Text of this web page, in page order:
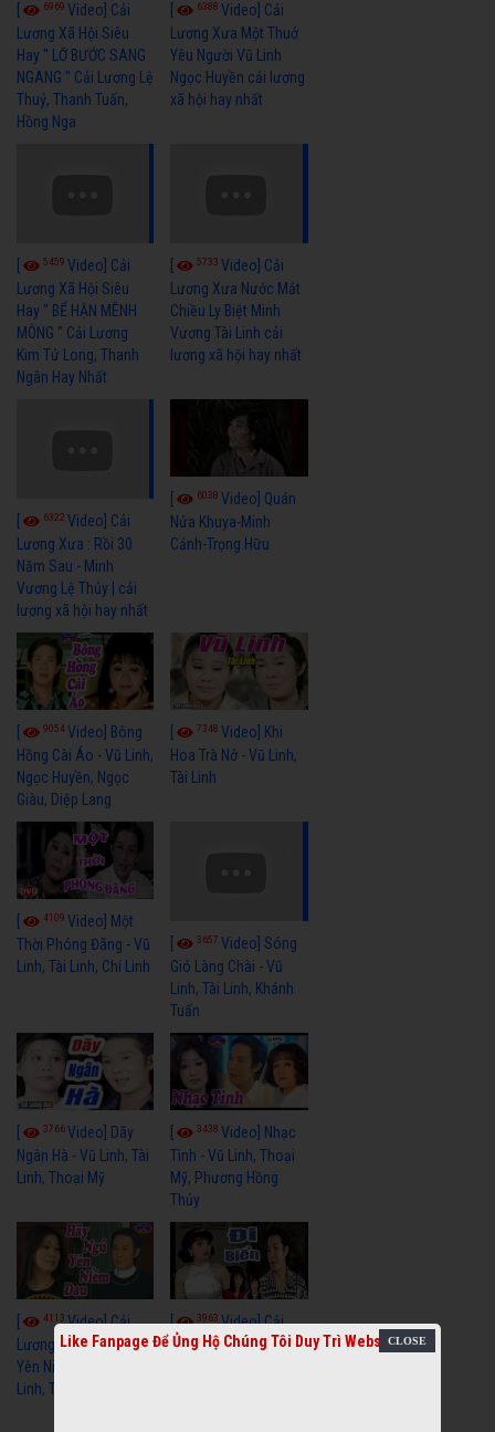
6969 Video] Cải
Lương Xã Hội Siêu
Hay " LỠ BƯỚC SANG
NGANG " Cải Lương Lệ
Thuỷ, Thanh Tuấn,
Hồng Nga
6388Video] Cải
Lương Xưa Một Thuở
Yêu Người Vũ Linh
Ngọc Huyền cải lương
xã hội hay nhất
5459 Video] Cải
Lương Xã Hội Siêu
Hay " BỂ HẬN MÊNH
MÔNG " Cải Lương
Kim Tử Long, Thanh
Ngân Hay Nhất
5733Video] Cải
Lương Xưa Nước Mắt
Chiều Ly Biệt Minh
Vương Tài Linh cải
lương xã hội hay nhất
6322 Video] Cải
Lương Xưa : Rồi 30
Năm Sau - Minh
Vương Lệ Thủy | cải
lương xã hội hay nhất
6038Video] Quán
Nửa Khuya-Minh
Cảnh-Trọng Hữu
9054Video] Bông
Hồng Cài Áo - Vũ Linh,
Ngọc Huyền, Ngọc
Giàu, Diệp Lang
7348Video] Khi
Hoa Trà Nở - Vũ Linh,
Tài Linh
4109 Video] Một
Thời Phóng Đãng - Vũ
Linh, Tài Linh, Chí Linh
3657Video] Sóng
Gió Làng Chài - Vũ
Linh, Tài Linh, Khánh
Tuấn
3766Video] Dãy
Ngân Hà - Vũ Linh, Tài
Linh, Thoại Mỹ
3438Video] Nhạc
Tình - Vũ Linh, Thoại
Mỹ, Phương Hồng
Thủy
4113 Video] Cải
Lương Xưa Hãy Ngủ
Yên Niềm Đau - Vũ
Linh, Tài Linh
[ 3963Video] Cải
Lương Xưa Đi Biển -
Like Fanpage Để Ủng Hộ Chúng Tôi Duy Trì Website